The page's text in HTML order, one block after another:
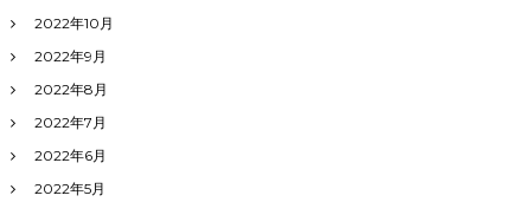
2022年10月
2022年9月
2022年8月
2022年7月
2022年6月
2022年5月